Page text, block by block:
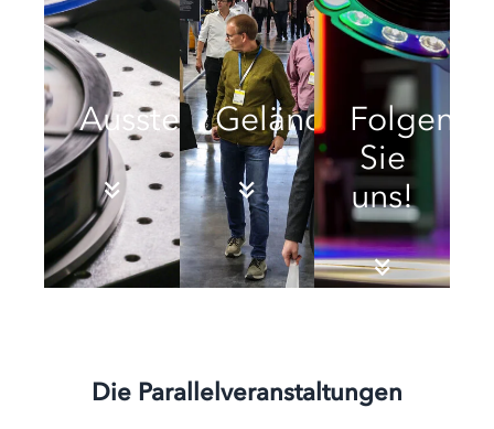
AusstellendeGeländeplan
Folgen
Sie
uns!
Die Parallelveranstaltungen